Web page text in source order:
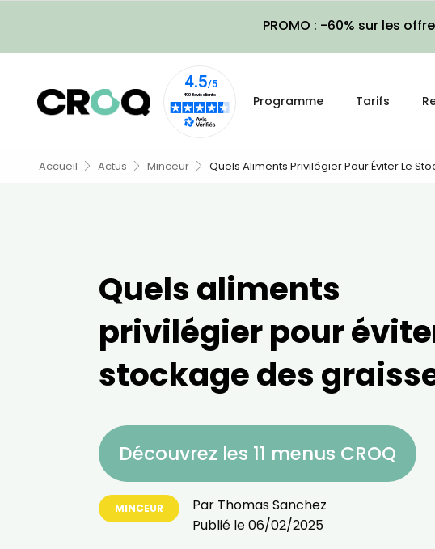
PROMO : -60% sur les
Programme Tarifs
Accueil Actus Minceur Quels Aliments Privilégier Pour Éviter Le
Quels aliments
privilégier pour
stockage des
Découvrez les 11 menus CROQ
MINCEUR Par Thomas Sanchez
Publié le06/02/2025